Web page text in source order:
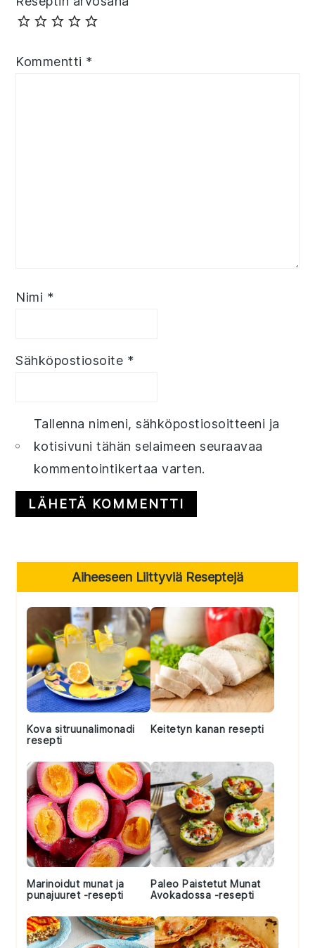
Kommentti *
Nimi *
Sähköpostiosoite *
Tallenna nimeni, sähköpostiosoitteeni ja
kotisivuni tähän selaimeen seuraavaa
kommentointikertaa varten.
Primary
Sidebar
Aiheeseen Liittyviä Reseptejä
Kova sitruunalimonadi
resepti
Keitetyn kanan resepti
Marinoidut munat ja
punajuuret -resepti
Paleo Paistetut Munat
Avokadossa -resepti